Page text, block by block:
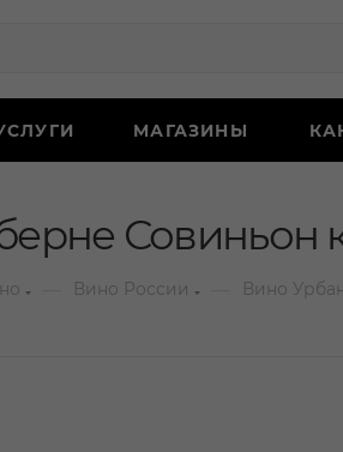
МАГАЗИНЫ
Совиньон
Вино России Вино